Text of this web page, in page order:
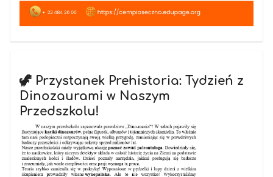
🦖 Przystanek Prehistoria: Tydzień z
Dinozaurami w Naszym
Przedszkolu!